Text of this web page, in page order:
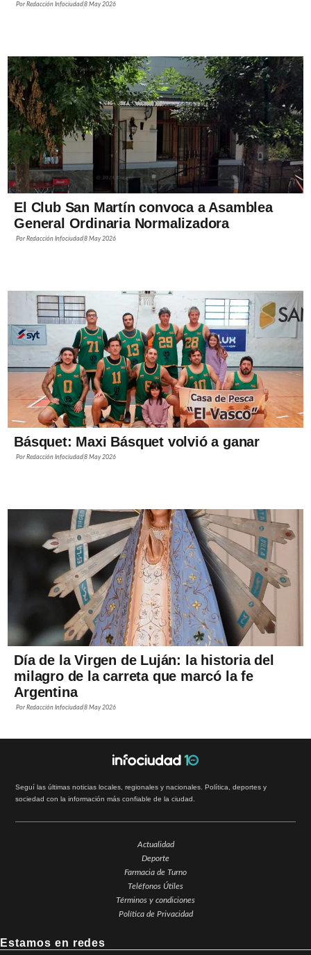
PorRedacción Infociudad8 May 2026
El Club San Martín convoca a Asamblea
General Ordinaria Normalizadora
PorRedacción Infociudad8 May 2026
Básquet: Maxi Básquet volvió a ganar
PorRedacción Infociudad8 May 2026
Día de la Virgen de Luján: la historia del
milagro de la carreta que marcó la fe
Argentina
PorRedacción Infociudad8 May 2026
Seguí las últimas noticias locales, regionales y nacionales. Política, deportes y
sociedad con la información más confiable de la ciudad.
Actualidad
Deporte
Farmacia de Turno
Teléfonos Útiles
Términos y condiciones
Política de Privacidad
Estamos en redes